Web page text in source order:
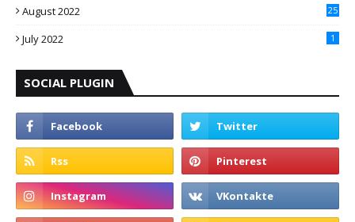
August 2022 25
July 2022 1
SOCIAL PLUGIN